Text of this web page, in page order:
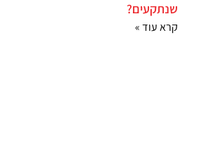
שנתקעים?
קרא עוד »